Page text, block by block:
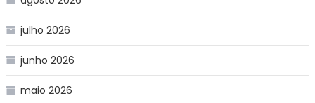
julho 2026
junho 2026
maio 2026